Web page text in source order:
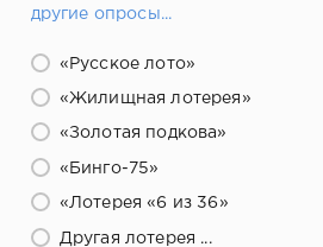
другие опросы...
«Русское лото»
«Жилищная лотерея»
«Золотая подкова»
«Бинго-75»
«Лотерея «6 из 36»
Другая лотерея ...